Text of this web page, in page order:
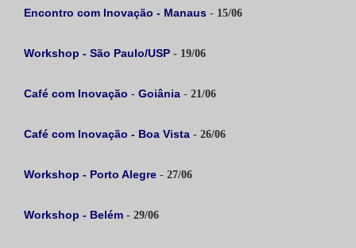
Encontro com Inovação - Manaus - 15/06
Workshop - São Paulo/USP - 19/06
Café com Inovação - Goiânia - 21/06
Café com Inovação - Boa Vista - 26/06
Workshop - Porto Alegre - 27/06
Workshop - Belém - 29/06